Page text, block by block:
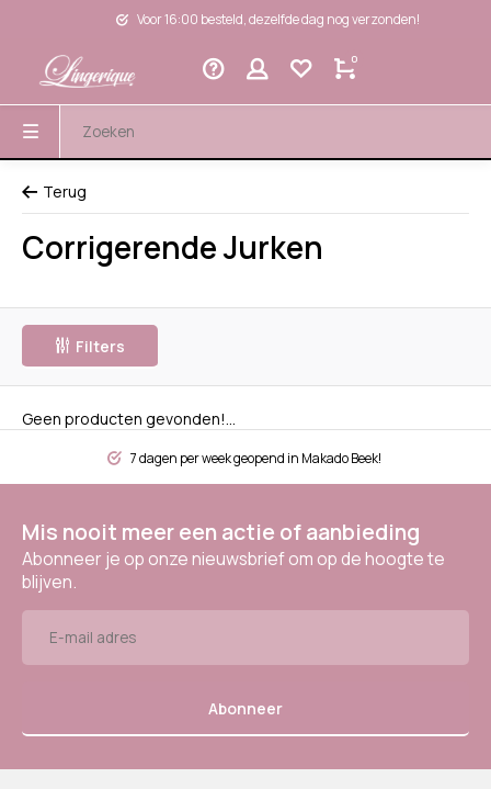
Voor 16:00 besteld, dezelfde dag nog verzonden!
0
Terug
Corrigerende Jurken
Filters
Geen producten gevonden!...
7 dagen per week geopend in Makado Beek!
Mis nooit meer een actie of aanbieding
Abonneer je op onze nieuwsbrief om op de hoogte te
blijven.
Abonneer